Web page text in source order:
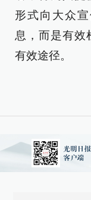
形式向大众
息，而是有效
有效途径。